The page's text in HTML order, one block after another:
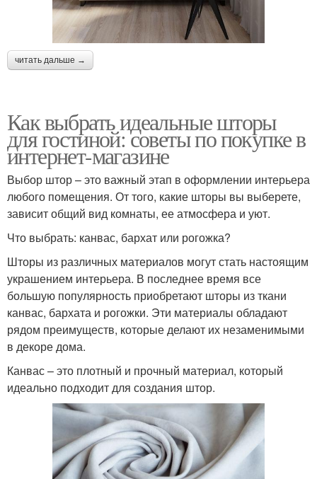
читать дальше →
Как выбрать идеальные шторы
для гостиной: советы по покупке в
интернет-магазине
Выбор штор – это важный этап в оформлении интерьера
любого помещения. От того, какие шторы вы выберете,
зависит общий вид комнаты, ее атмосфера и уют.
Что выбрать: канвас, бархат или рогожка?
Шторы из различных материалов могут стать настоящим
украшением интерьера. В последнее время все
большую популярность приобретают шторы из ткани
канвас, бархата и рогожки. Эти материалы обладают
рядом преимуществ, которые делают их незаменимыми
в декоре дома.
Канвас – это плотный и прочный материал, который
идеально подходит для создания штор.